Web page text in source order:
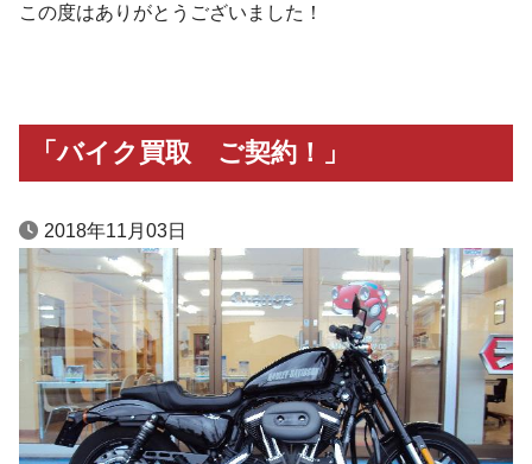
この度はありがとうございました！
「バイク買取 ご契約！」
2018年11月03日